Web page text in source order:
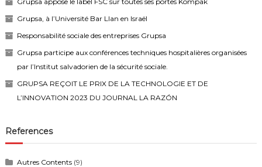
Grupsa, à l’Université Bar Llan en Israël
Responsabilité sociale des entreprises Grupsa
Grupsa participe aux conférences techniques hospitalières organisées
par l’Institut salvadorien de la sécurité sociale.
GRUPSA REÇOIT LE PRIX DE LA TECHNOLOGIE ET DE
L’INNOVATION 2023 DU JOURNAL LA RAZÓN
References
Autres Contents(9)